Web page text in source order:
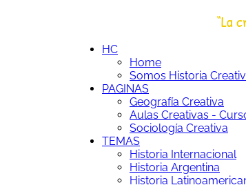
“La
HC
Home
Somos Historia
PAGINAS
Geografía Creativa
Aulas Creativas -
Sociología Creativa
TEMAS
Historia Internacional
Historia Argentina
Historia